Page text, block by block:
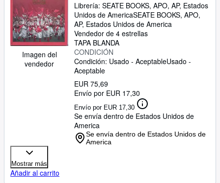
Imagen del
vendedor
Librería: SEATE BOOKS, APO, AP, Estados
Unidos de AmericaSEATE BOOKS, APO,
AP, Estados Unidos de America
Vendedor de 4 estrellas
TAPA BLANDA
CONDICIÓN
Condición: Usado - AceptableUsado -
Aceptable
EUR 75,69
Envío por EUR 17,30
Envío por EUR 17,30
Se envía dentro de Estados Unidos de
America
Se envía dentro de Estados Unidos de
America
Mostrar más
Añadir al carrito